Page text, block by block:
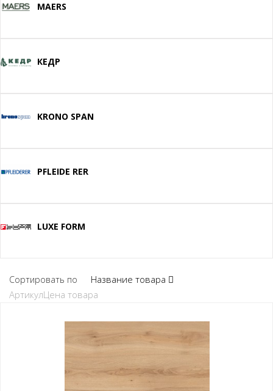
MAERS
КЕДР
KRONO SPAN
PFLEIDE RER
LUXE FORM
Сортировать по
Название товара
АртикулЦена товара